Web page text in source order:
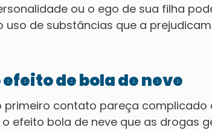
ou o ego de sua filha
uso de substâncias que a
efeito de bola de neve
primeiro contato pareça
efeito bola de neve que as drogas